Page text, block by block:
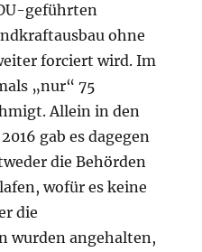
geführten
ohne
forciert wird. Im
„nur“ 75
Allein in den
gab es dagegen
die Behörden
wofür es keine
die
wurden angehalten,